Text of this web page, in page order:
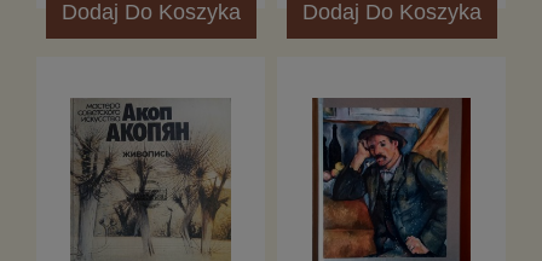
Dodaj Do Koszyka Dodaj Do Koszyka